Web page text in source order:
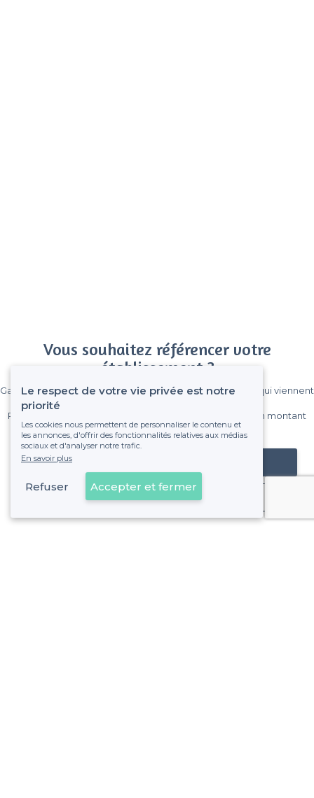
Vous souhaitez référencer votre
établissement ?
Gagnez de nombreux clients parmi le million de visiteurs qui viennent
Pas de commissions et sans engagement, vous payez un montant
fixe sans risque de voir déraper la facture.
Référencer mon établissement
Déjà client
Le respect de votre vie privée est notre
priorité
Les cookies nous permettent de personnaliser le contenu et
les annonces, d'offrir des fonctionnalités relatives aux médias
sociaux et d'analyser notre trafic.
En savoir plus
Refuser Accepter et fermer